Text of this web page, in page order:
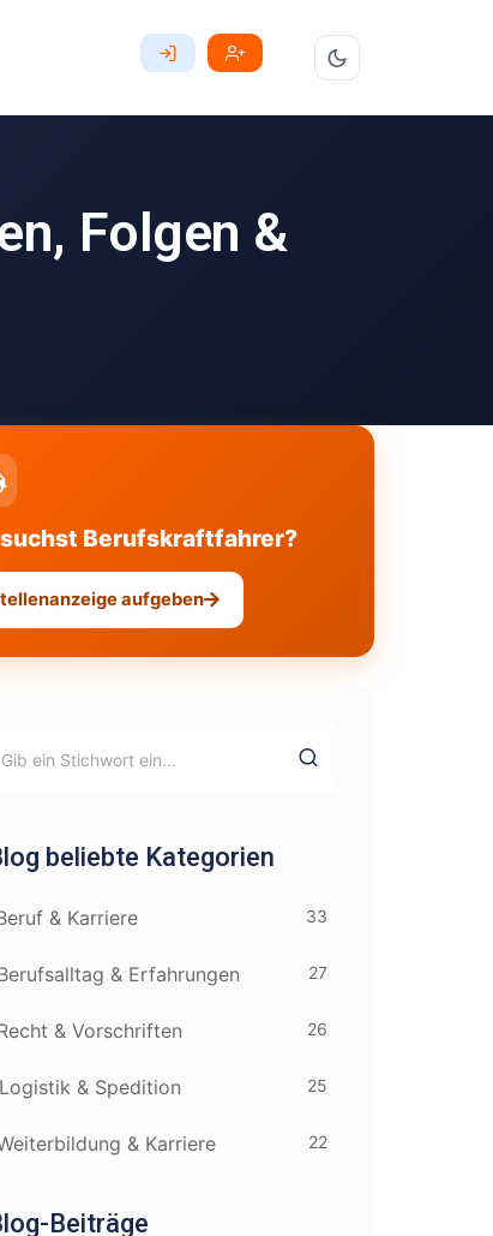
Folgen &
suchst Berufskraftfahrer?
aufgeben
beliebte Kategorien
& Karriere 33
& Erfahrungen 27
& Vorschriften 26
& Spedition 25
& Karriere 22
Beiträge